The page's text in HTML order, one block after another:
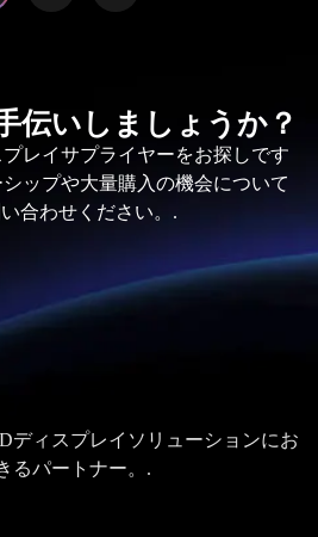
伝いしましょうか？
レイサプライヤーをお探しです
ップや大量購入の機会について
合わせください。.
ディスプレイソリューションにお
るパートナー。.